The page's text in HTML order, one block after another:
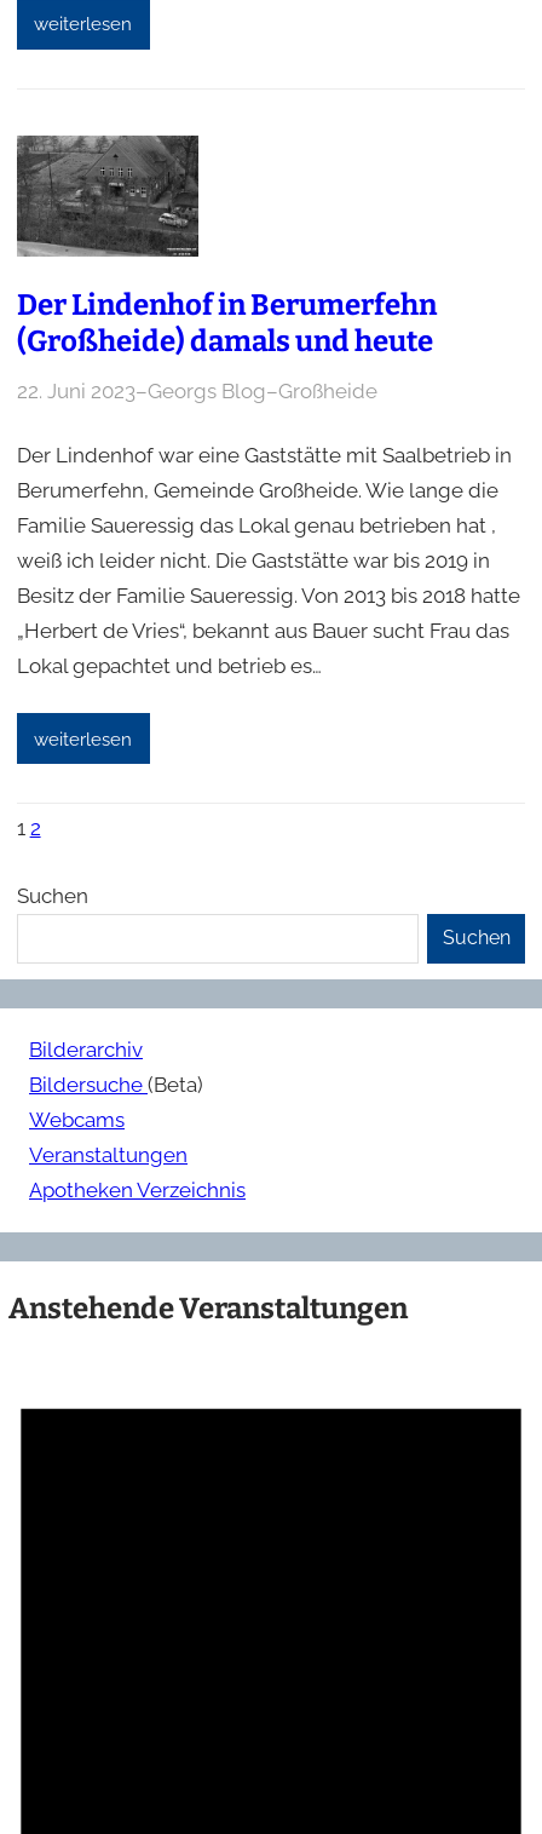
weiterlesen
Der Lindenhof in Berumerfehn
(Großheide) damals und heute
22. Juni 2023–Georgs Blog–Großheide
Der Lindenhof war eine Gaststätte mit Saalbetrieb in
Berumerfehn, Gemeinde Großheide. Wie lange die
Familie Saueressig das Lokal genau betrieben hat ,
weiß ich leider nicht. Die Gaststätte war bis 2019 in
Besitz der Familie Saueressig. Von 2013 bis 2018 hatte
„Herbert de Vries“, bekannt aus Bauer sucht Frau das
Lokal gepachtet und betrieb es…
weiterlesen
1 2
Suchen
Suchen
Bilderarchiv
Bildersuche (Beta)
Webcams
Veranstaltungen
Apotheken Verzeichnis
Anstehende Veranstaltungen